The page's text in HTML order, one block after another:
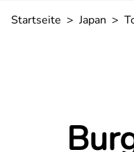
Startseite > Japan >